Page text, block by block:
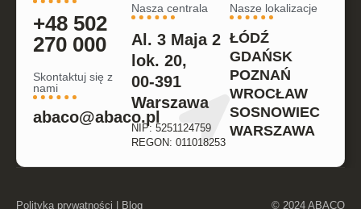
+48 502
270 000
Skontaktuj się z
nami
abaco@abaco.pl
Nasza centrala
Al. 3 Maja 2
lok. 20,
00-391
Warszawa
NIP: 5251124759
REGON: 011018253
Nasze lokalizacje
ŁÓDŹ
GDAŃSK
POZNAŃ
WROCŁAW
SOSNOWIEC
WARSZAWA
Polityka prywatności | Blog © 2024 ABACO